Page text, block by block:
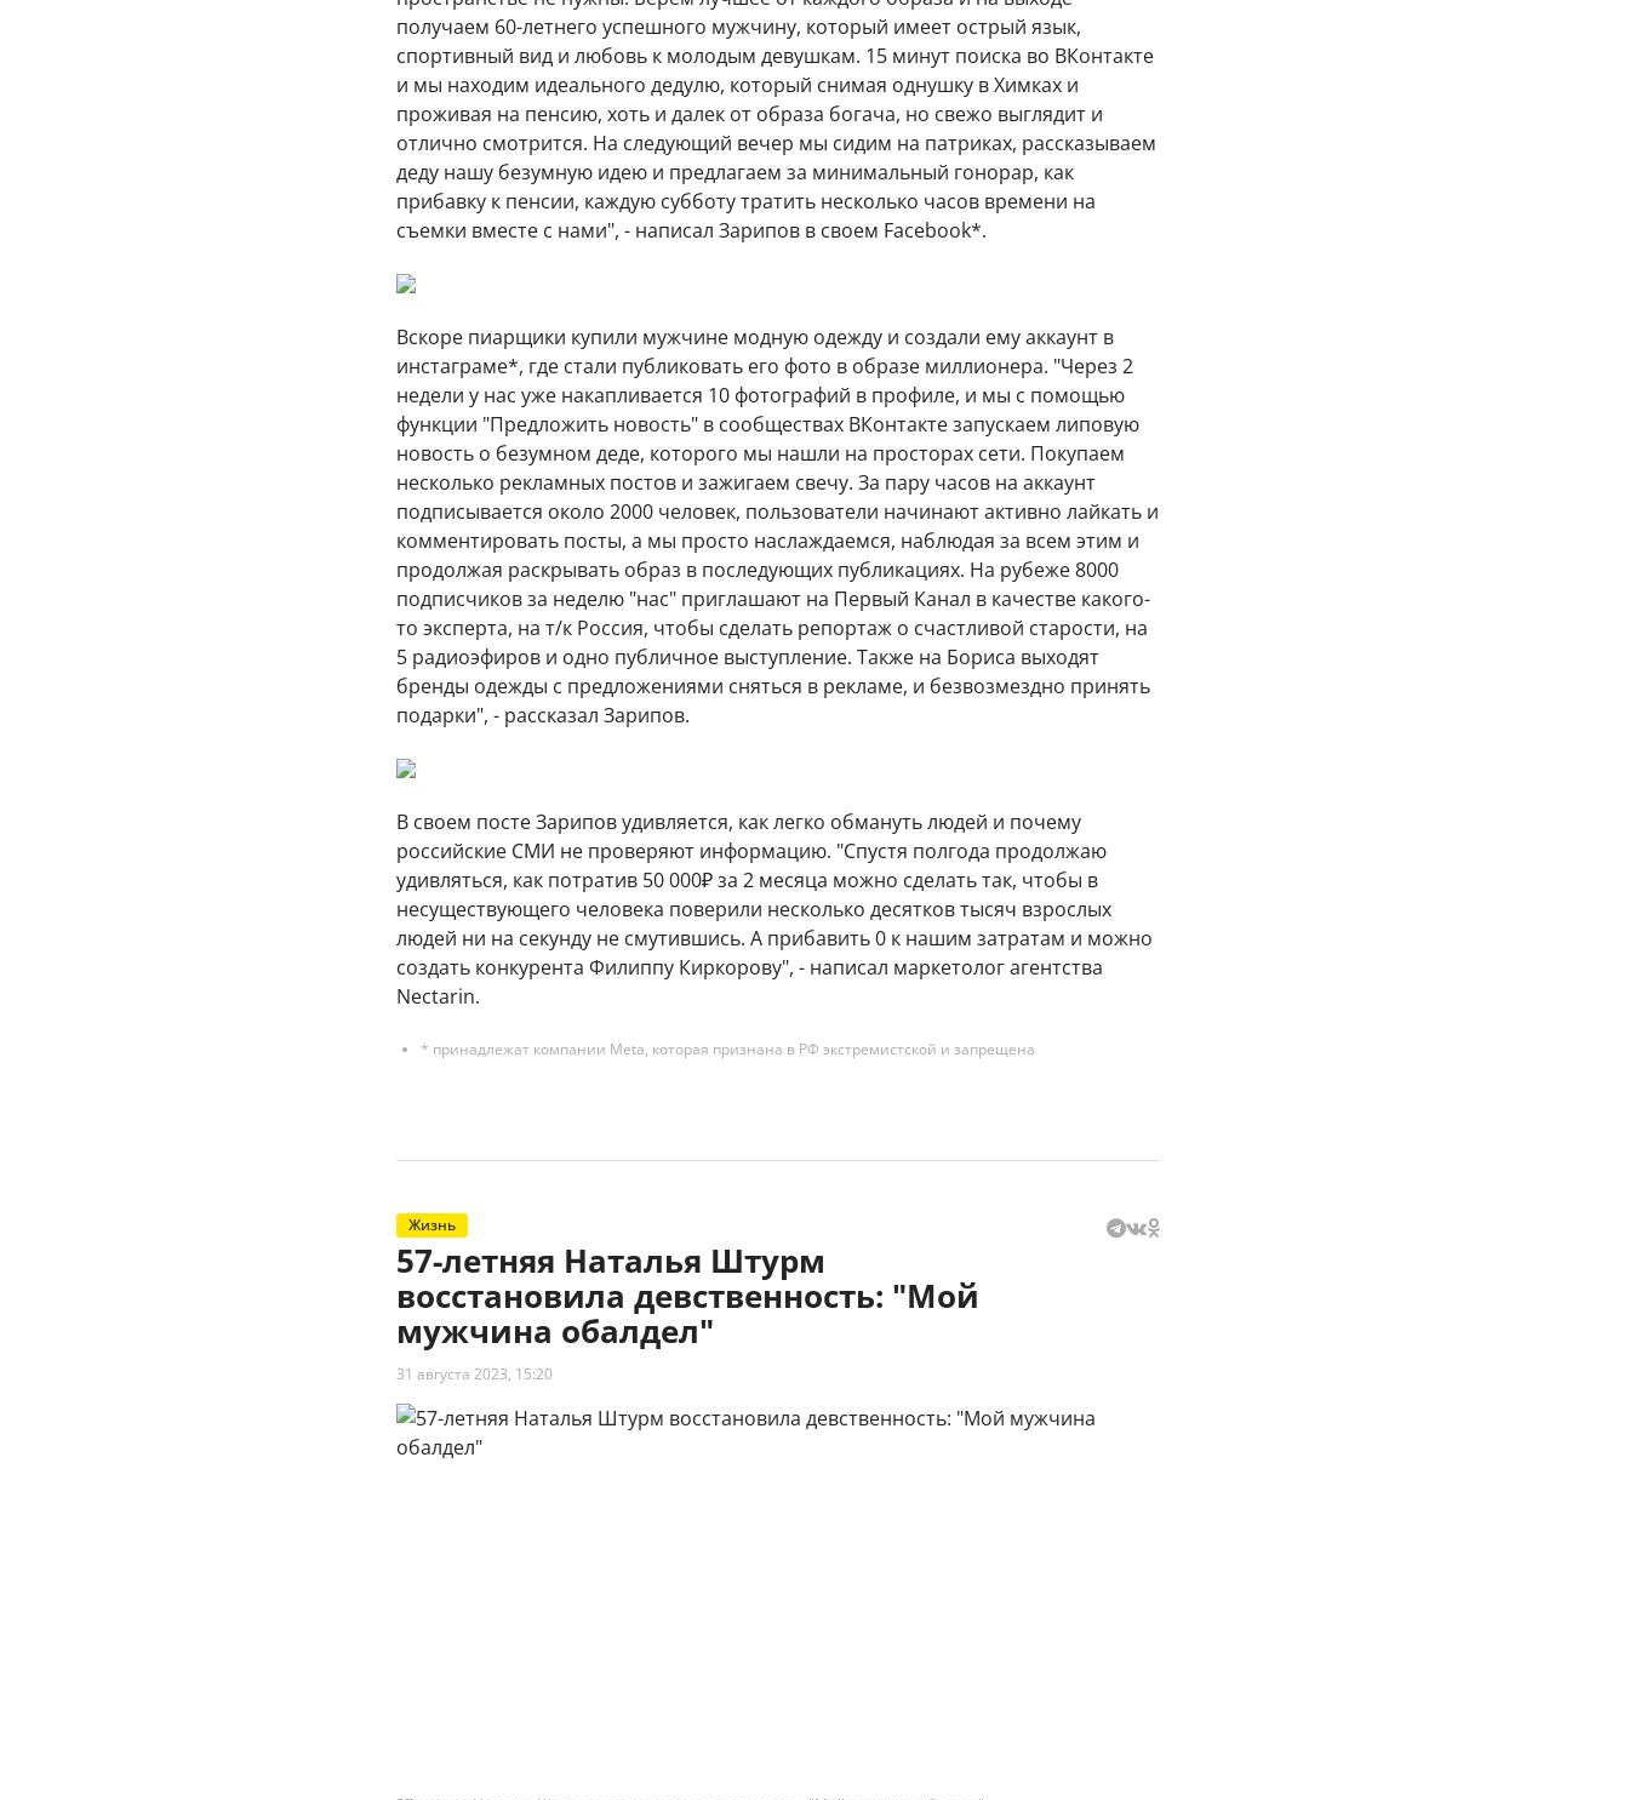
получаем 60-летнего успешного мужчину, который имеет острый язык,
спортивный вид и любовь к молодым девушкам. 15 минут поиска во ВКонтакте
и мы находим идеального дедулю, который снимая однушку в Химках и
проживая на пенсию, хоть и далек от образа богача, но свежо выглядит и
отлично смотрится. На следующий вечер мы сидим на патриках, рассказываем
деду нашу безумную идею и предлагаем за минимальный гонорар, как
прибавку к пенсии, каждую субботу тратить несколько часов времени на
съемки вместе с нами", - написал Зарипов в своем Facebook*.
Вскоре пиарщики купили мужчине модную одежду и создали ему аккаунт в
инстаграме*, где стали публиковать его фото в образе миллионера. "Через 2
недели у нас уже накапливается 10 фотографий в профиле, и мы с помощью
функции "Предложить новость" в сообществах ВКонтакте запускаем липовую
новость о безумном деде, которого мы нашли на просторах сети. Покупаем
несколько рекламных постов и зажигаем свечу. За пару часов на аккаунт
подписывается около 2000 человек, пользователи начинают активно лайкать и
комментировать посты, а мы просто наслаждаемся, наблюдая за всем этим и
продолжая раскрывать образ в последующих публикациях. На рубеже 8000
подписчиков за неделю "нас" приглашают на Первый Канал в качестве какого-
то эксперта, на т/к Россия, чтобы сделать репортаж о счастливой старости, на
5 радиоэфиров и одно публичное выступление. Также на Бориса выходят
бренды одежды с предложениями сняться в рекламе, и безвозмездно принять
подарки", - рассказал Зарипов.
В своем посте Зарипов удивляется, как легко обмануть людей и почему
российские СМИ не проверяют информацию. "Спустя полгода продолжаю
удивляться, как потратив 50 000₽ за 2 месяца можно сделать так, чтобы в
несуществующего человека поверили несколько десятков тысяч взрослых
людей ни на секунду не смутившись. А прибавить 0 к нашим затратам и можно
создать конкурента Филиппу Киркорову", - написал маркетолог агентства
Nectarin.
* принадлежат компании Meta, которая признана в РФ экстремистской и запрещена
Жизнь
57-летняя Наталья Штурм
восстановила девственность: "Мой
мужчина обалдел"
31 августа 2023, 15:20